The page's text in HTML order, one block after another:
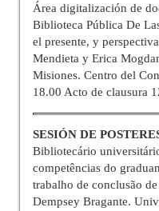
Área digitalización de
Biblioteca Pública De
el presente, y
Mendieta y Erica
Misiones. Centro del
18.00 Acto de clausura
SESIÓN DE
Bibliotecário
competências do
trabalho de conclusão
Dempsey Bragante.